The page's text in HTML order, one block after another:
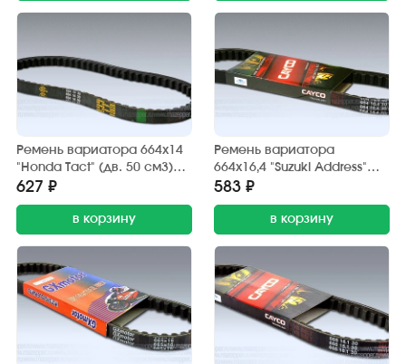
Ремень вариатора 664х14
"Honda Tact" (дв. 50 см3)
S.E.E.
627 ₽
в корзину
Ремень вариатора
664х16,4 "Suzuki Address"
(дв. 50 см3) CAYCO
583 ₽
в корзину